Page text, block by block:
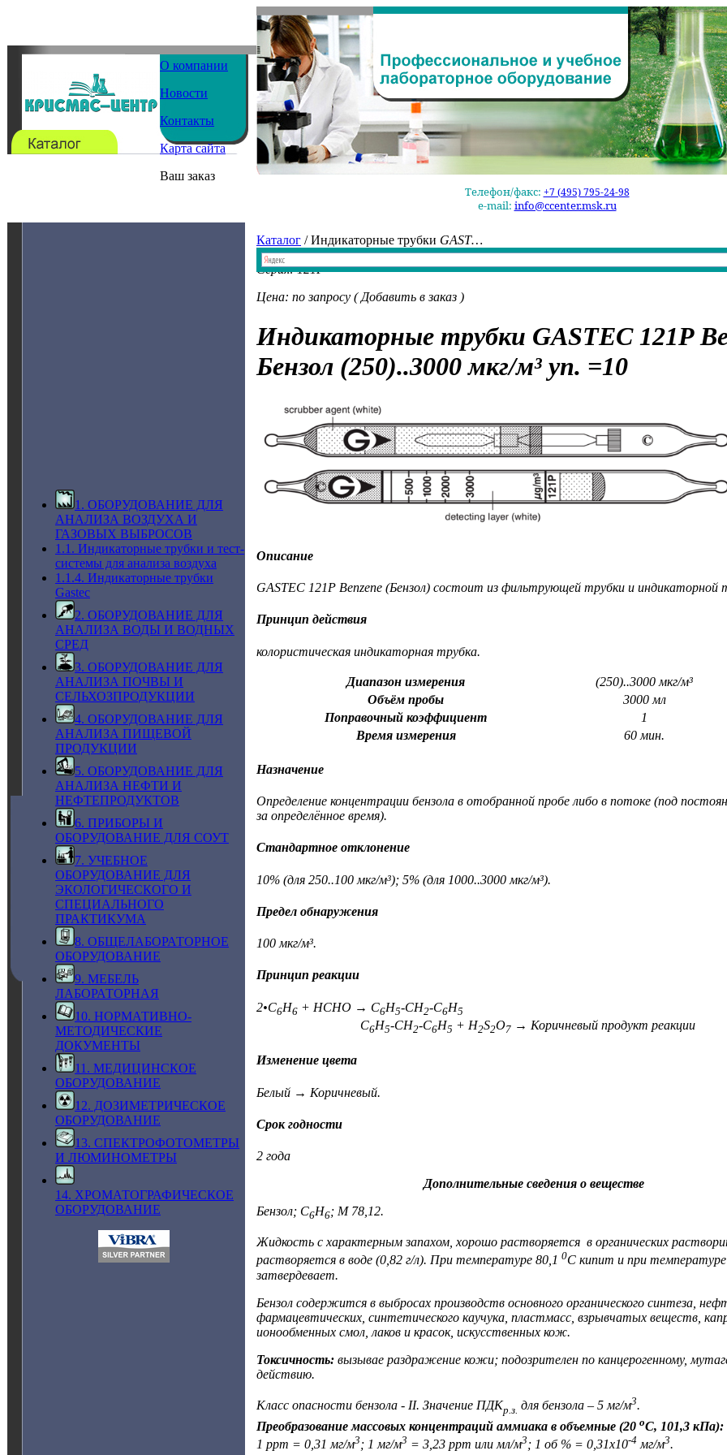
О компании
Новости
Контакты
Карта сайта
Ваш заказ
Телефон/факс: +7 (495) 795-24-98
e-mail: info@ccenter.msk.ru
1. ОБОРУДОВАНИЕ ДЛЯ
АНАЛИЗА ВОЗДУХА И
ГАЗОВЫХ ВЫБРОСОВ
1.1. Индикаторные трубки и тест-
системы для анализа воздуха
1.1.4. Индикаторные трубки
Gastec
2. ОБОРУДОВАНИЕ ДЛЯ
АНАЛИЗА ВОДЫ И ВОДНЫХ
СРЕД
3. ОБОРУДОВАНИЕ ДЛЯ
АНАЛИЗА ПОЧВЫ И
СЕЛЬХОЗПРОДУКЦИИ
4. ОБОРУДОВАНИЕ ДЛЯ
АНАЛИЗА ПИЩЕВОЙ
ПРОДУКЦИИ
5. ОБОРУДОВАНИЕ ДЛЯ
АНАЛИЗА НЕФТИ И
НЕФТЕПРОДУКТОВ
6. ПРИБОРЫ И
ОБОРУДОВАНИЕ ДЛЯ СОУТ
7. УЧЕБНОЕ
ОБОРУДОВАНИЕ ДЛЯ
ЭКОЛОГИЧЕСКОГО И
СПЕЦИАЛЬНОГО
ПРАКТИКУМА
8. ОБЩЕЛАБОРАТОРНОЕ
ОБОРУДОВАНИЕ
9. МЕБЕЛЬ
ЛАБОРАТОРНАЯ
10. НОРМАТИВНО-
МЕТОДИЧЕСКИЕ
ДОКУМЕНТЫ
11. МЕДИЦИНСКОЕ
ОБОРУДОВАНИЕ
12. ДОЗИМЕТРИЧЕСКОЕ
ОБОРУДОВАНИЕ
13. СПЕКТРОФОТОМЕТРЫ
И ЛЮМИНОМЕТРЫ
14. ХРОМАТОГРАФИЧЕСКОЕ
ОБОРУДОВАНИЕ
Каталог / Индикаторные трубки GAST…
Серия: 121P
Цена: по запросу ( Добавить в заказ )
Индикаторные трубки GASTEC 121P
Бензол (250)..3000 мкг/м³ уп. =10
Описание
GASTEC 121P Benzene (Бензол) состоит из фильтрующей трубки и индикаторной
Принцип действия
колористическая индикаторная трубка.
Диапазон измерения
(250)..3000 мкг/м³
Объём пробы
3000 мл
Поправочный коэффициент
1
Время измерения
60 мин.
Назначение
Определение концентрации бензола в отобранной пробе либо в потоке (под
за определённое время).
Стандартное отклонение
10% (для 250..100 мкг/м³); 5% (для 1000..3000 мкг/м³).
Предел обнаружения
100 мкг/м³.
Принцип реакции
2•C6H6 + HCHO → C6H5-CH2-C6H5
C6H5-CH2-C6H5 + H2S2O7 → Коричневый продукт реакции
Изменение цвета
Белый → Коричневый.
Срок годности
2 года
Дополнительные сведения о веществе
Бензол; C6H6; М 78,12.
Жидкость с характерным запахом, хорошо растворяется в органических
растворяется в воде (0,82 г/л). При температуре 80,1 0С кипит и при
затвердевает.
Бензол содержится в выбросах производств основного органического синтеза,
фармацевтических, синтетического каучука, пластмасс, взрывчатых веществ,
ионообменных смол, лаков и красок, искусственных кож.
Токсичность: вызывае раздражение кожи; подозрителен по канцерогенному,
действию.
Класс опасности бензола - II. Значение ПДКр.з. для бензола – 5 мг/м3.
Преобразование массовых концентраций аммиака в объемные (20 оС, 101,3 кПа):
1 ppm = 0,31 мг/м3; 1 мг/м3 = 3,23 ppm или мл/м3; 1 об % = 0,31х10-4 мг/м3.